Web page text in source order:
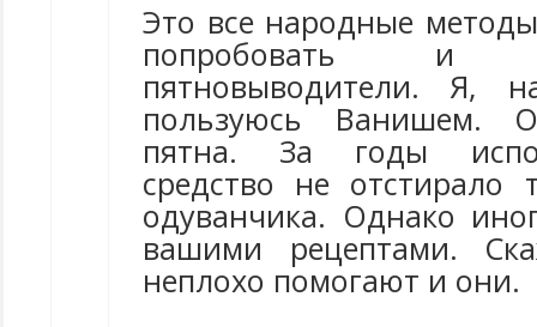
Это все народные
попробовать и
пятновыводители. Я,
пользуюсь Ванишем.
пятна. За годы
средство не отстирало
одуванчика. Однако
вашими рецептами.
неплохо помогают и они.